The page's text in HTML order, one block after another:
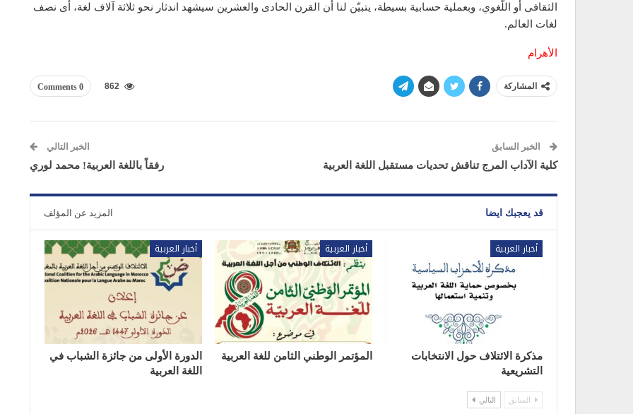
الثقافى أو اللّغوي، وبعملية حسابية بسيطة، يتبيّن لنا أن القرن الحادى والعشرين سيشهد اندثار نحو ثلاثة آلاف لغة، أى نصف
لغات العالم.
الأهرام
المشاركة 0 Comments 862
الخبر السابق
كلية الآداب المرج تناقش تحديات مستقبل اللغة العربية
الخبر التالي
رفقاً باللغة العربية! محمد لوري
قد يعجبك ايضا المزيد عن المؤلف
أخبار العربية
مذكرة الائتلاف حول الانتخابات
التشريعية
أخبار العربية
المؤتمر الوطني الثامن للغة العربية
أخبار العربية
الدورة الأولى من جائزة الشباب في
اللغة العربية
السابق التالي